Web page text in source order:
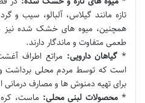
تازه مانند گیلاس، آلبالو، سیب و
همچنین، میوه های خشک شده
طعمی متفاوت و ماندگار دارند.
* گیاهان دارویی: مراتع اطراف
است که توسط مردم محلی برداشت
برای تهیه دمنوش ها و مصارف
* محصولات لبنی محلی: ماست،